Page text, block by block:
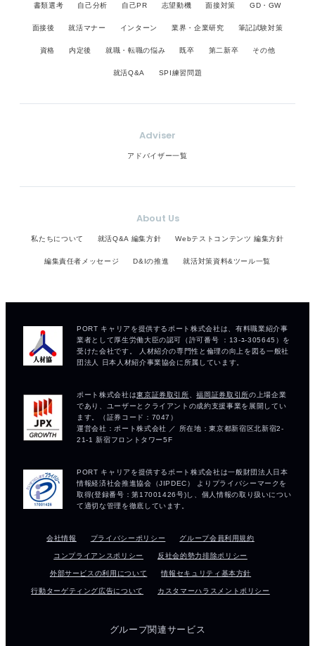
書類選考 自己分析 自己PR 志望動機 面接対策 GD・GW
面接後 就活マナー インターン 業界・企業研究 筆記試験対策
資格 内定後 就職・転職の悩み 既卒 第二新卒 その他
就活Q&A SPI練習問題
Adviser
アドバイザー一覧
About Us
私たちについて 就活Q&A 編集方針 Webテストコンテンツ 編集方針
編集責任者メッセージ D&Iの推進 就活対策資料&ツール一覧
会社情報 プライバシーポリシー グループ会員利用規約
コンプライアンスポリシー 反社会的勢力排除ポリシー
外部サービスの利用について 情報セキュリティ基本方針
行動ターゲティング広告について カスタマーハラスメントポリシー